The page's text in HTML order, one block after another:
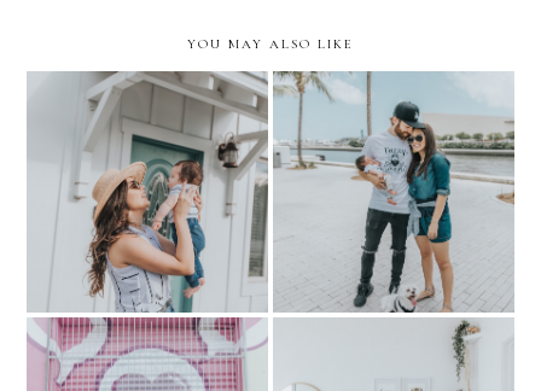
YOU MAY ALSO LIKE
Matching in STRIPES with
my little one- BABY NICO
FIRST FAMILY OUTING